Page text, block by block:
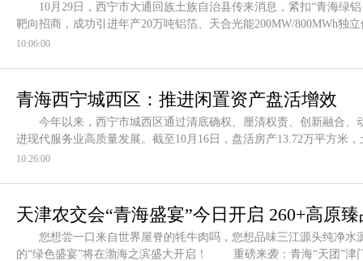
10月29日，西宁市大通回族土族自治县传来消息，紧扣“青海绿铝
靶向招商，成功引进年产20万吨铝箔、天合光能200MW/800MWh独
10:06:00
青海西宁城西区：推进闲置资产盘活增效
今年以来，西宁市城西区通过清底确权、厘清权责、创新融合、
进现代服务业高质量发展。截至10月16日，盘活房产13.72万平方
10:26:00
天津农交会“青海盛宴”今日开启 260+高原
您想尝一口来自世界屋脊的牦牛肉吗，您想品味三江源头纯净水
的“绿色盛宴”将在渤海之滨盛大开启！ 重磅来袭：青海“天团”